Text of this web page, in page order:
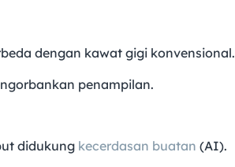
dengan kawat gigi konvensional.
penampilan.
didukung kecerdasan buatan (AI).